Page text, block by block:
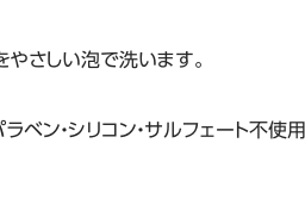
さしい泡で洗います。
ベン・シリコン・サルフェート不使用